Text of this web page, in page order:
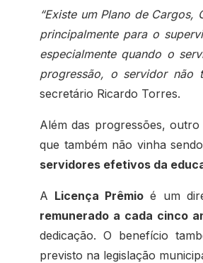
“Existe um Plano de
principalmente para o
especialmente quando o
progressão, o servidor não
secretário Ricardo Torres.
Além das progressões,
que também não vinha
servidores efetivos da
A Licença Prêmio é um
remunerado a cada cinco
dedicação. O benefício
previsto na legislação